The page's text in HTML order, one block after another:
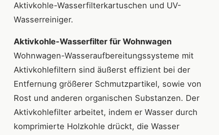
Aktivkohle-Wasserfilterkartuschen und UV-
Wasserreiniger.
Aktivkohle-Wasserfilter für Wohnwagen
Wohnwagen-Wasseraufbereitungssysteme mit
Aktivkohlefiltern sind äußerst effizient bei der
Entfernung größerer Schmutzpartikel, sowie von
Rost und anderen organischen Substanzen. Der
Aktivkohlefilter arbeitet, indem er Wasser durch
komprimierte Holzkohle drückt, die Wasser